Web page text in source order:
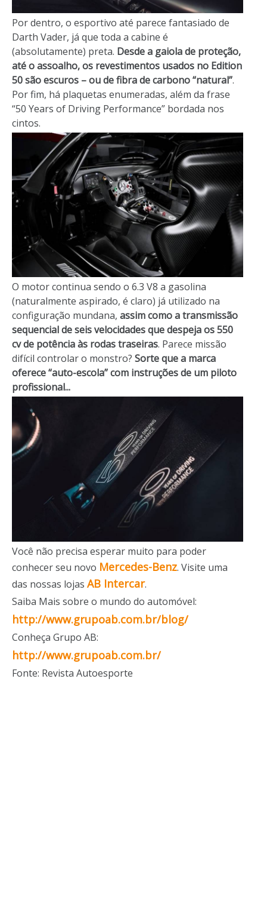
Por dentro, o esportivo até parece fantasiado de
Darth Vader, já que toda a cabine é
(absolutamente) preta. Desde a gaiola de proteção,
até o assoalho, os revestimentos usados no Edition
50 são escuros – ou de fibra de carbono “natural”.
Por fim, há plaquetas enumeradas, além da frase
“50 Years of Driving Performance” bordada nos
cintos.
O motor continua sendo o 6.3 V8 a gasolina
(naturalmente aspirado, é claro) já utilizado na
configuração mundana, assim como a transmissão
sequencial de seis velocidades que despeja os 550
cv de potência às rodas traseiras. Parece missão
difícil controlar o monstro? Sorte que a marca
oferece “auto-escola” com instruções de um piloto
profissional...
Você não precisa esperar muito para poder
conhecer seu novo Mercedes-Benz. Visite uma
das nossas lojas AB Intercar.
Saiba Mais sobre o mundo do automóvel:
http://www.grupoab.com.br/blog/
Conheça Grupo AB:
http://www.grupoab.com.br/
Fonte: Revista Autoesporte